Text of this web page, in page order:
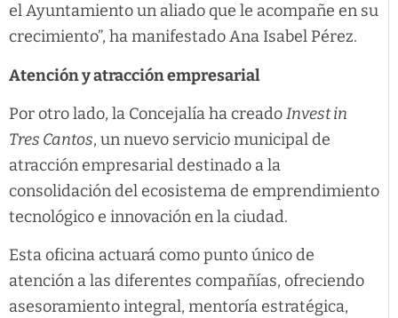
el Ayuntamiento un aliado que le acompañe en su
crecimiento”, ha manifestado Ana Isabel Pérez.
Atención y atracción empresarial
Por otro lado, la Concejalía ha creadoInvest in
Tres Cantos, un nuevo servicio municipal de
atracción empresarial destinado a la
consolidación del ecosistema de emprendimiento
tecnológico e innovación en la ciudad.
Esta oficina actuará como punto único de
atención a las diferentes compañías, ofreciendo
asesoramiento integral, mentoría estratégica,